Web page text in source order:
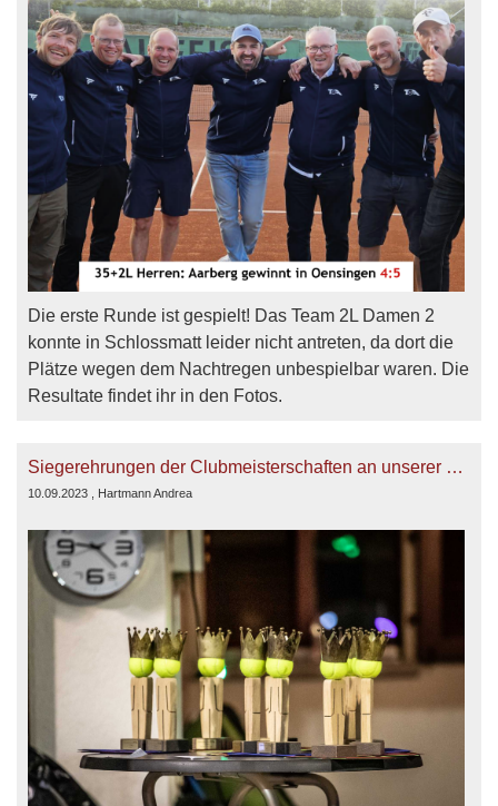
Die erste Runde ist gespielt! Das Team 2L Damen 2
konnte in Schlossmatt leider nicht antreten, da dort die
Plätze wegen dem Nachtregen unbespielbar waren. Die
Resultate findet ihr in den Fotos.
Siegerehrungen der Clubmeisterschaften an unserer ersten Championsparty 2023
10.09.2023 , Hartmann Andrea